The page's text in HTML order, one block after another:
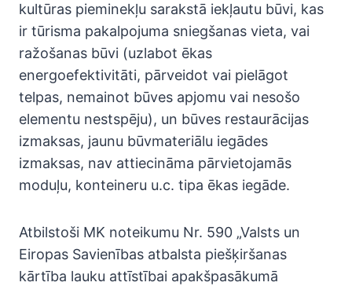
kultūras pieminekļu sarakstā iekļautu būvi, kas
ir tūrisma pakalpojuma sniegšanas vieta, vai
ražošanas būvi (uzlabot ēkas
energoefektivitāti, pārveidot vai pielāgot
telpas, nemainot būves apjomu vai nesošo
elementu nestspēju), un būves restaurācijas
izmaksas, jaunu būvmateriālu iegādes
izmaksas, nav attiecināma pārvietojamās
moduļu, konteineru u.c. tipa ēkas iegāde.
Atbilstoši MK noteikumu Nr. 590 „Valsts un
Eiropas Savienības atbalsta piešķiršanas
kārtība lauku attīstībai apakšpasākumā